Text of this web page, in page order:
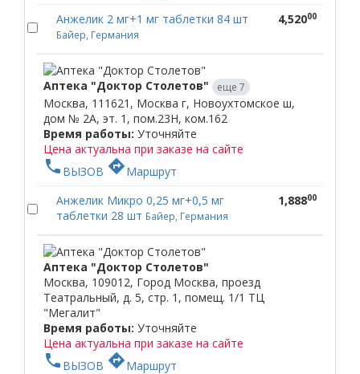
Анжелик 2 мг+1 мг таблетки 84 шт
Байер, Германия
4,52000
Аптека "Доктор Столетов" еще 7
Москва, 111621, Москва г, Новоухтомское ш,
дом № 2А, эт. 1, пом.23Н, ком.162
Время работы: Уточняйте
Цена актуальна при заказе на сайте
phone ВЫЗОВ directionsМаршрут
Анжелик Микро 0,25 мг+0,5 мг
таблетки 28 шт Байер, Германия
1,88800
Аптека "Доктор Столетов"
Москва, 109012, Город Москва, проезд
Театральный, д. 5, стр. 1, помещ. 1/1 ТЦ
"Мегалит"
Время работы: Уточняйте
Цена актуальна при заказе на сайте
phone ВЫЗОВ directionsМаршрут